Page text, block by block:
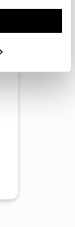
interesses
gerir a